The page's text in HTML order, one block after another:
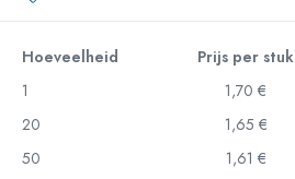
Hoeveelheid Prijs per stuk
1
1,70 €
20
1,65 €
50
1,61 €